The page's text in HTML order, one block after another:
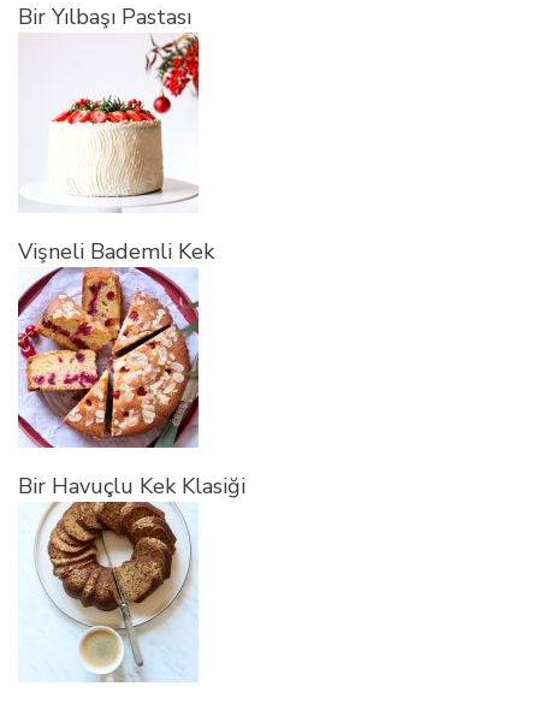
Bir Yılbaşı Pastası
Vişneli Bademli Kek
Bir Havuçlu Kek Klasiği